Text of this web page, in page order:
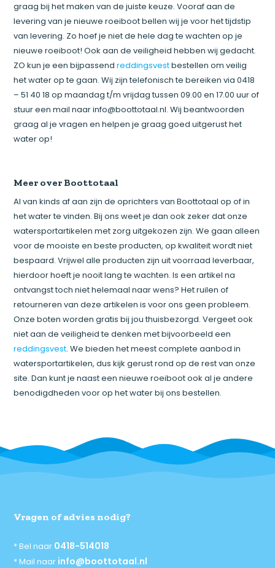
graag bij het maken van de juiste keuze. Vooraf aan de
levering van je nieuwe roeiboot bellen wij je voor het tijdstip
van levering. Zo hoef je niet de hele dag te wachten op je
nieuwe roeiboot! Ook aan de veiligheid hebben wij gedacht.
ZO kun je een bijpassendreddingsvestbestellen om veilig
het water op te gaan. Wij zijn telefonisch te bereiken via 0418
– 51 40 18 op maandag t/m vrijdag tussen 09.00 en 17.00 uur of
stuur een mail naarinfo@boottotaal.nl. Wij beantwoorden
graag al je vragen en helpen je graag goed uitgerust het
water op!
Meer over Boottotaal
Al van kinds af aan zijn de oprichters van Boottotaal op of in
het water te vinden. Bij ons weet je dan ook zeker dat onze
watersportartikelen met zorg uitgekozen zijn. We gaan alleen
voor de mooiste en beste producten, op kwaliteit wordt niet
bespaard. Vrijwel alle producten zijn uit voorraad leverbaar,
hierdoor hoeft je nooit lang te wachten. Is een artikel na
ontvangst toch niet helemaal naar wens? Het ruilen of
retourneren van deze artikelen is voor ons geen probleem.
Onze boten worden gratis bij jou thuisbezorgd. Vergeet ook
niet aan de veiligheid te denken met bijvoorbeeld een
reddingsvest. We bieden het meest complete aanbod in
watersportartikelen, dus kijk gerust rond op de rest van onze
site. Dan kunt je naast een nieuwe roeiboot ook al je andere
benodigdheden voor op het water bij ons bestellen.
Vragen of advies nodig?
* Bel naar 0418-514018
* Mail naar info@boottotaal.nl